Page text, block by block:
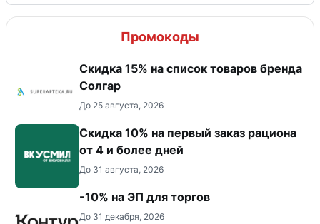
Промокоды
Скидка 15% на список товаров бренда
Солгар
До 25 августа, 2026
Скидка 10% на первый заказ рациона
от 4 и более дней
До 31 августа, 2026
-10% на ЭП для торгов
До 31 декабря, 2026